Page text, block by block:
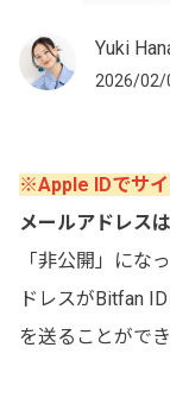
Yuki
2026/02/
※Apple IDでサ
メールアドレス
「非公開」にな
ドレスがBitfan
を送ることができ